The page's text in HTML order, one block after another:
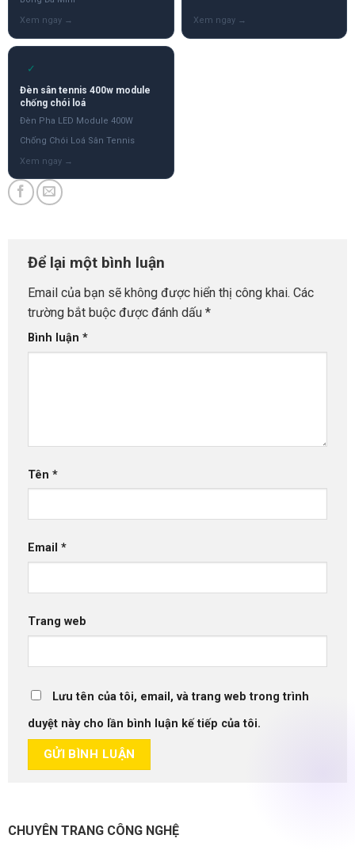
✓
Đèn sân tennis 400w module
chống chói loá
Đèn Pha LED Module 400W
Chống Chói Loá Sân Tennis
Để lại một bình luận
Email của bạn sẽ không được hiển thị công khai. Các
trường bắt buộc được đánh dấu *
Bình luận *
Tên *
Email *
Trang web
Lưu tên của tôi, email, và trang web trong trình
duyệt này cho lần bình luận kế tiếp của tôi.
CHUYÊN TRANG CÔNG NGHỆ